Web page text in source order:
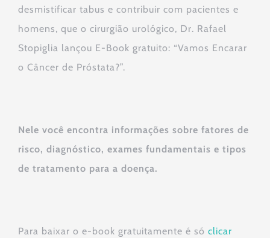
desmistificar tabus e contribuir com pacientes e
homens, que o cirurgião urológico, Dr. Rafael
Stopiglia lançou E-Book gratuito: “Vamos Encarar
o Câncer de Próstata?”.
Nele você encontra informações sobre fatores de
risco, diagnóstico, exames fundamentais e tipos
de tratamento para a doença.
Para baixar o e-book gratuitamente é só clicar